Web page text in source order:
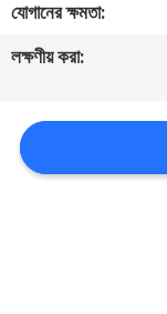
খবর
জন্য
আবেদন
যোগানের ক্ষমতা:
লক্ষণীয় করা: